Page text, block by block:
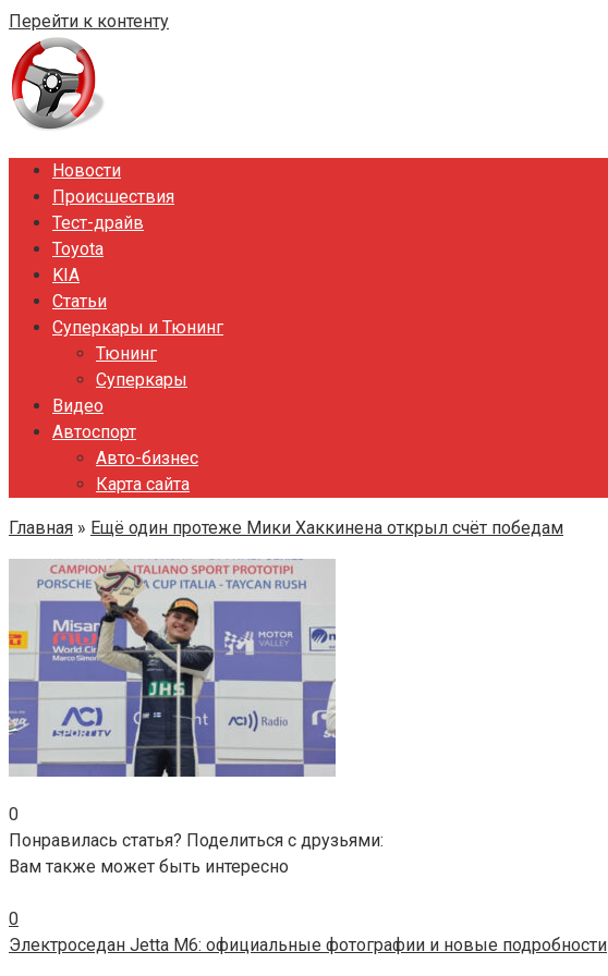
Перейти к контенту
Новости
Происшествия
Тест-драйв
Toyota
KIA
Статьи
Суперкары и Тюнинг
Тюнинг
Суперкары
Видео
Автоспорт
Авто-бизнес
Карта сайта
Главная » Ещё один протеже Мики Хаккинена открыл счёт победам
0
Понравилась статья? Поделиться с друзьями:
Вам также может быть интересно
0
Электроседан Jetta M6: официальные фотографии и новые подробности